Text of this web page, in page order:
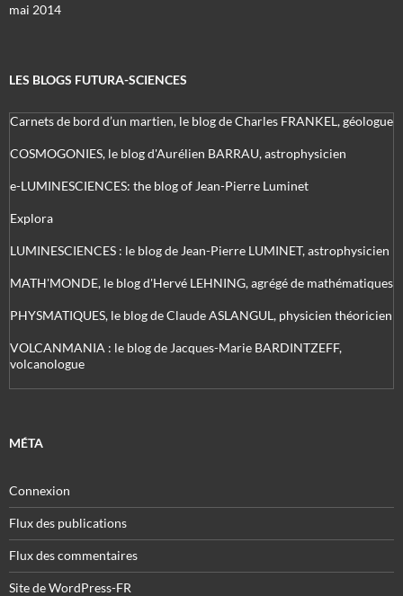
mai 2014
LES BLOGS FUTURA-SCIENCES
Carnets de bord d’un martien, le blog de Charles FRANKEL, géologue
COSMOGONIES, le blog d'Aurélien BARRAU, astrophysicien
e-LUMINESCIENCES: the blog of Jean-Pierre Luminet
Explora
LUMINESCIENCES : le blog de Jean-Pierre LUMINET, astrophysicien
MATH'MONDE, le blog d'Hervé LEHNING, agrégé de mathématiques
PHYSMATIQUES, le blog de Claude ASLANGUL, physicien théoricien
VOLCANMANIA : le blog de Jacques-Marie BARDINTZEFF,
volcanologue
MÉTA
Connexion
Flux des publications
Flux des commentaires
Site de WordPress-FR